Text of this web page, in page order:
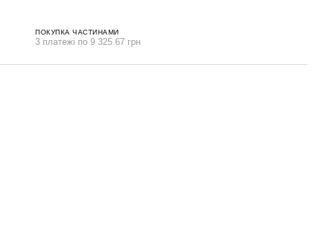
ПОКУПКА ЧАСТИНАМИ
3 платежі по 9 325.67 грн